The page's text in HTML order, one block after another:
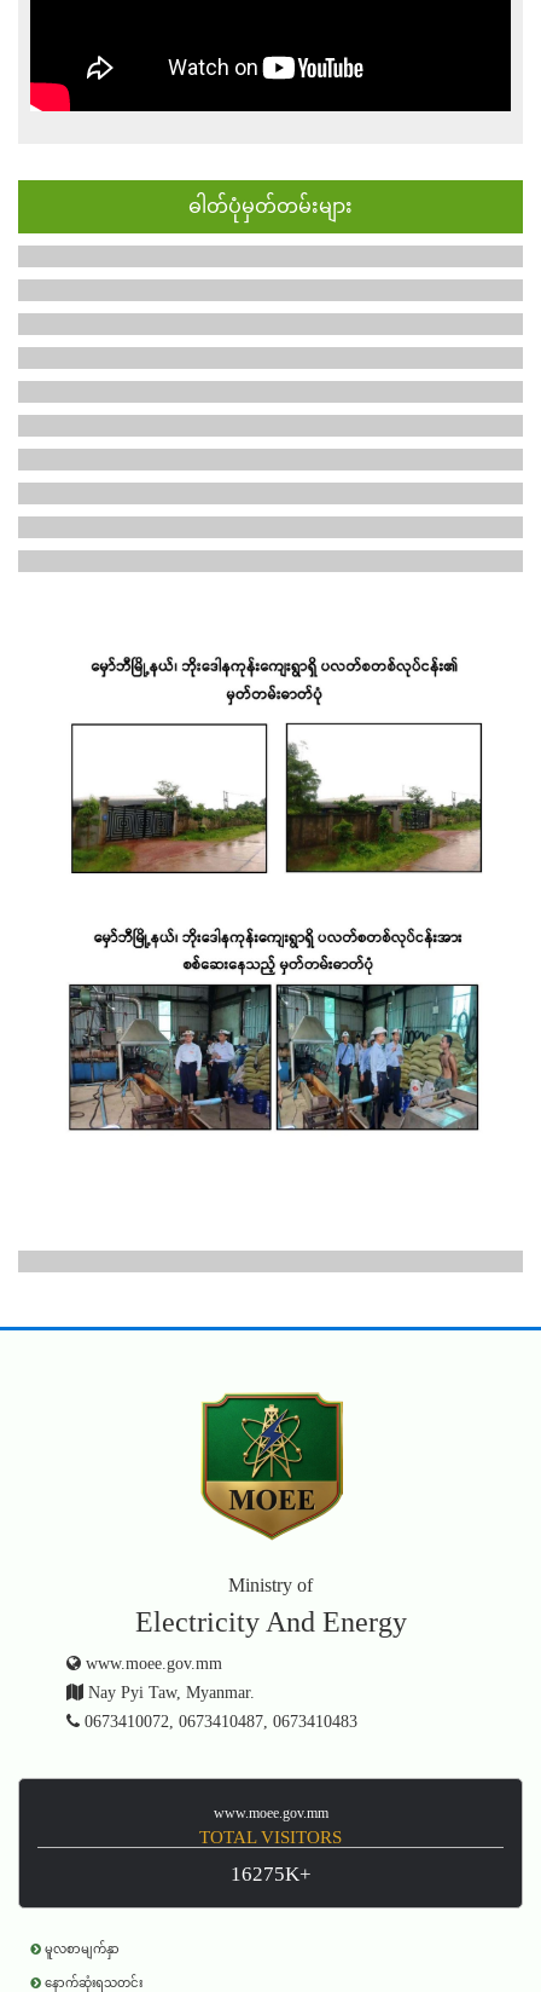
ဓါတ်ပုံမှတ်တမ်းများ
Ministry of
Electricity And Energy
www.moee.gov.mm
Nay Pyi Taw, Myanmar.
0673410072, 0673410487, 0673410483
www.moee.gov.mm
TOTAL VISITORS
16275K+
မူလစာမျက်နှာ
နောက်ဆုံးရသတင်း